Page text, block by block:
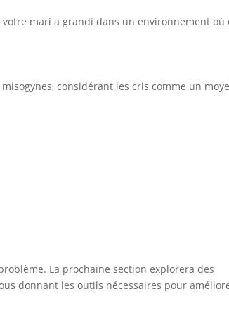
mari a grandi dans un environnement où
considérant les cris comme un
La prochaine section explorera des
donnant les outils nécessaires pour